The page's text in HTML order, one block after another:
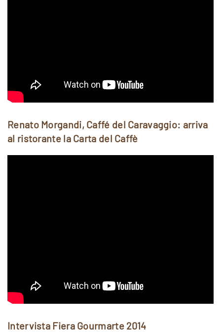
Renato Morgandi, Caffé del Caravaggio: arriva
al ristorante la Carta del Caffè
Intervista Fiera Gourmarte 2014